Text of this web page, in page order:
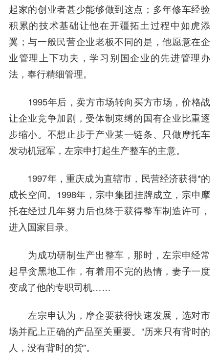
起家的创业者甚少能够做到这点；多年修车经验
积累的技术基础让他在开疆拓土过程中如虎添
翼；与一般民营企业老板不同的是，他愿意在企
业管理上下功夫，学习别国企业的先进管理办
法，奉行精细管理。
1995年后，卖方市场转向买方市场，价格战
让企业竞争加剧，受体制束缚的国有企业比重逐
步缩小。不想止步于产业某一链条、只做摩托车
发动机冠军，左宗申打起生产整车的主意。
1997年，重庆成为直辖市，民营经济获得*的
成长空间。1998年，宗申集团挂牌成立，宗申摩
托在经过几年努力后也终于获得整车制造许可 ，
进入国家目录。
为成功研制生产出整车，那时，左宗申经常
起早贪黑地工作，有着用不完的热情，妻子一度
变成了他的专职司机……
左宗申认为，摩企要获得快速发展，选对市
场并配上正确的产品至关重要。 “历来只有背时的
人，没有背时的货”。